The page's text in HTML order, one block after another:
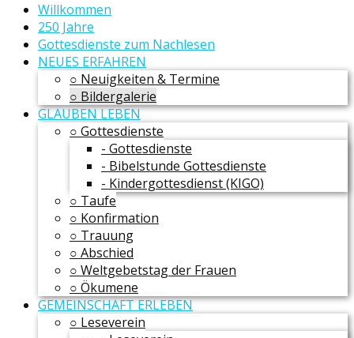
Willkommen
250 Jahre
Gottesdienste zum Nachlesen
NEUES ERFAHREN
○ Neuigkeiten & Termine
○ Bildergalerie
GLAUBEN LEBEN
○ Gottesdienste
- Gottesdienste
- Bibelstunde Gottesdienste
- Kindergottesdienst (KIGO)
○ Taufe
○ Konfirmation
○ Trauung
○ Abschied
○ Weltgebetstag der Frauen
○ Ökumene
GEMEINSCHAFT ERLEBEN
○ Leseverein